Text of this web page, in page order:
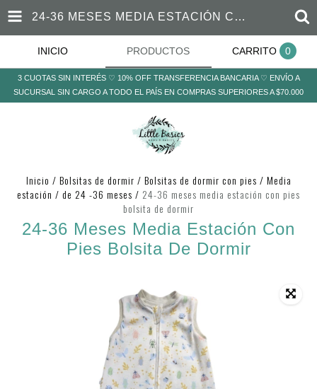
24-36 MESES MEDIA ESTACIÓN CON PIES BOLSITA DE DORMIR
INICIO PRODUCTOS CARRITO 0
3 CUOTAS SIN INTERÉS ♡ 10% OFF TRANSFERENCIA BANCARIA ♡ ENVÍO A
SUCURSAL SIN CARGO A TODO EL PAÍS EN COMPRAS SUPERIORES A $70.000
Inicio / Bolsitas de dormir / Bolsitas de dormir con pies / Media
estación / de 24 -36 meses / 24-36 meses media estación con pies
bolsita de dormir
24-36 Meses Media Estación Con
Pies Bolsita De Dormir